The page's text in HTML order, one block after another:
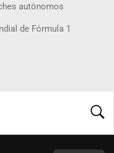
autónomos
de Fórmula 1